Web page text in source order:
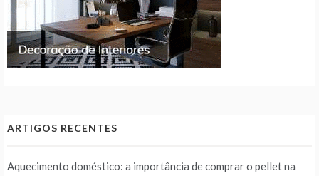
ARTIGOS RECENTES
Aquecimento doméstico: a importância de comprar o pellet na